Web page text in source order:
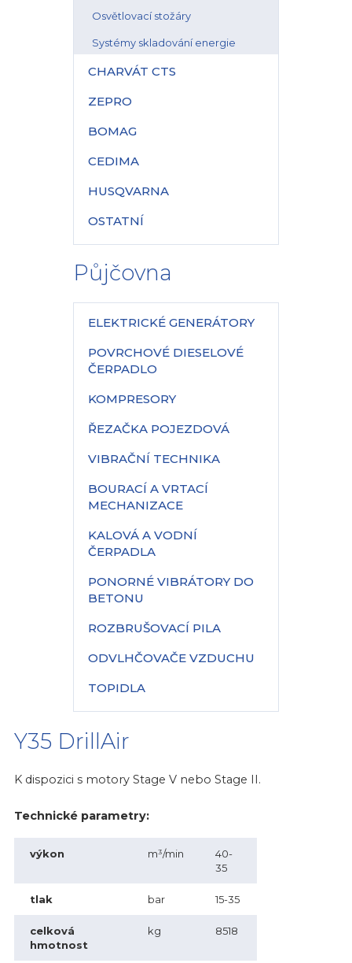
Osvětlovací stožáry
Systémy skladování energie
CHARVÁT CTS
ZEPRO
BOMAG
CEDIMA
HUSQVARNA
OSTATNÍ
Půjčovna
ELEKTRICKÉ GENERÁTORY
POVRCHOVÉ DIESELOVÉ
ČERPADLO
KOMPRESORY
ŘEZAČKA POJEZDOVÁ
VIBRAČNÍ TECHNIKA
BOURACÍ A VRTACÍ
MECHANIZACE
KALOVÁ A VODNÍ
ČERPADLA
PONORNÉ VIBRÁTORY DO
BETONU
ROZBRUŠOVACÍ PILA
ODVLHČOVAČE VZDUCHU
TOPIDLA
Y35 DrillAir
K dispozici s motory Stage V nebo Stage II.
Technické parametry:
výkon m³/min
40-
35
tlak bar 15-35
celková
hmotnost
kg 8518